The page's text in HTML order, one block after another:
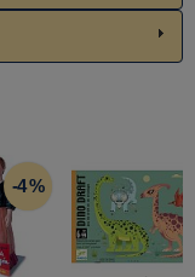
-4 %